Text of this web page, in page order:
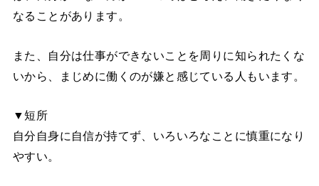
なることがあります。
また、自分は仕事ができないことを周りに知られたくな
いから、まじめに働くのが嫌と感じている人もいます。
▼短所
自分自身に自信が持てず、いろいろなことに慎重になり
やすい。